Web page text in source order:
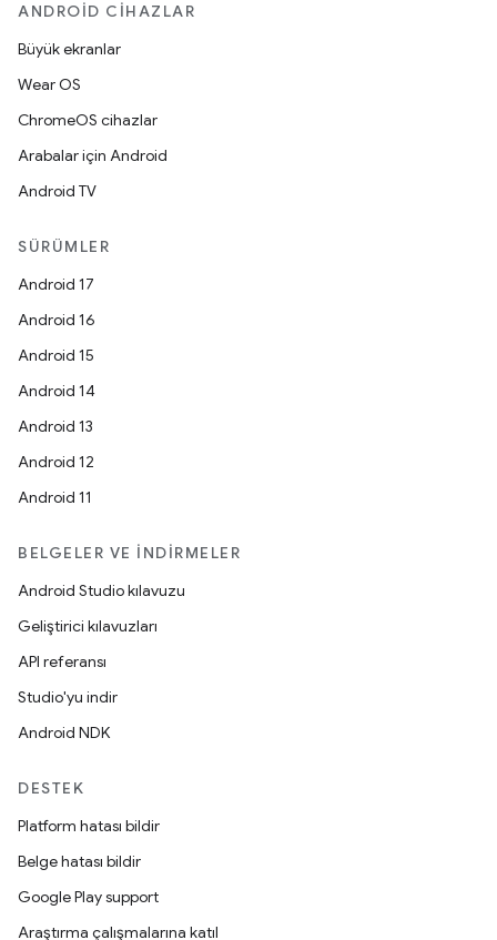
ANDROID CIHAZLAR
Büyük ekranlar
Wear OS
ChromeOS cihazlar
Arabalar için Android
Android TV
SÜRÜMLER
Android 17
Android 16
Android 15
Android 14
Android 13
Android 12
Android 11
BELGELER VE İNDIRMELER
Android Studio kılavuzu
Geliştirici kılavuzları
API referansı
Studio'yu indir
Android NDK
DESTEK
Platform hatası bildir
Belge hatası bildir
Google Play support
Araştırma çalışmalarına katıl